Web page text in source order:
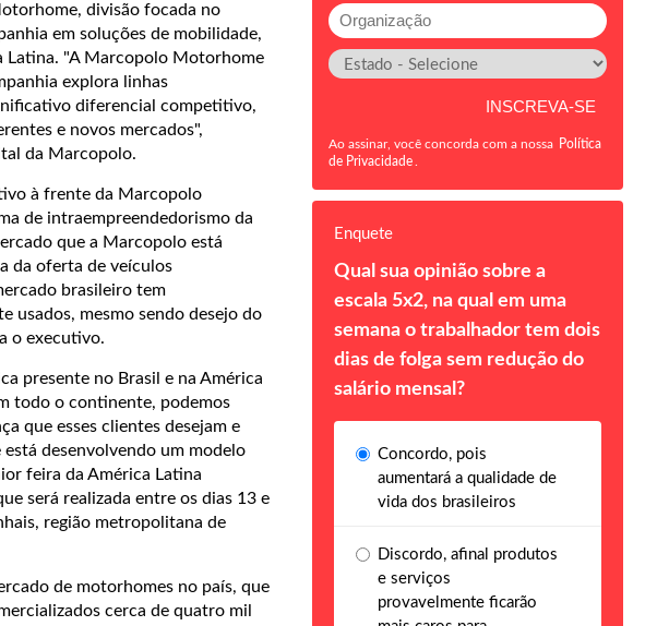
divisão focada no
em soluções de mobilidade,
Latina. "A Marcopolo Motorhome
explora linhas
diferencial competitivo,
e novos mercados",
da Marcopolo.
à frente da Marcopolo
de intraempreendedorismo da
que a Marcopolo está
da oferta de veículos
brasileiro tem
usados, mesmo sendo desejo do
o executivo.
presente no Brasil e na América
todo o continente, podemos
que esses clientes desejam e
desenvolvendo um modelo
feira da América Latina
será realizada entre os dias 13 e
região metropolitana de
de motorhomes no país, que
cerca de quatro mil
Ao assinar, você concorda com a nossa Política
de Privacidade
Enquete
Qual sua opinião sobre a
escala 5x2, na qual em uma
semana o trabalhador tem dois
dias de folga sem redução do
salário mensal?
Concordo, pois
aumentará a qualidade de
vida dos brasileiros
Discordo, afinal produtos
e serviços
provavelmente ficarão